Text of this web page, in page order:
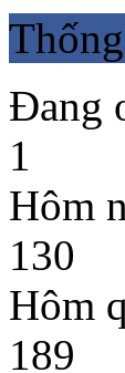
Hút Bể Phốt
Duệ Hải Phòng
Đang
1
Hôm
130
Hôm
189